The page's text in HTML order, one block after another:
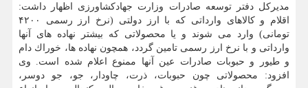
مدیركل دفتر توسعه صادرات وزارت جهادكشاورزی اظهار داشت:
اقلام و كالاهای وارداتی كه با ارز دولتی (نرخ ارز رسمی ۴۲۰۰
تومانی) وارد می شوند و یا محصولاتی كه بیشتر نهاده های آنها
وارداتی و با نرخ ارز رسمی تامین گردد، همچون نهاده ها، خوراك دام
و طیور و حبوبات صادرات عین آنها ممنوع اعلام شده است. وی
افزود: محصولاتی چون حبوبات، ذرت، چاودار، جو، جو دوسر،